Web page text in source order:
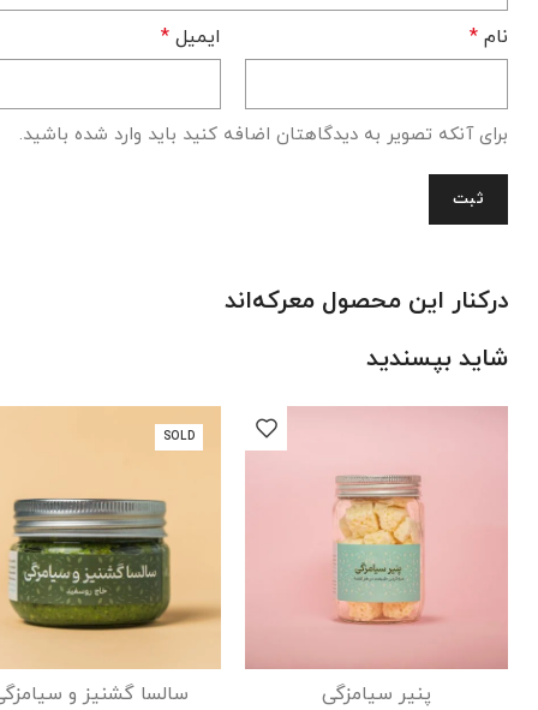
نام * ایمیل *
برای آنکه تصویر به دیدگاهتان اضافه کنید باید وارد شده باشید.
درکنار این محصول معرکه‌اند
شاید بپسندید
پنیر سیامزگی
SOLD
سالسا گشنیز و